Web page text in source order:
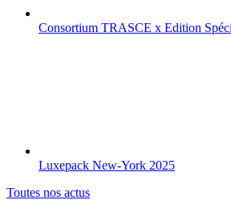
Consortium TRASCE x Edition
Luxepack New-York 2025
Toutes nos actus